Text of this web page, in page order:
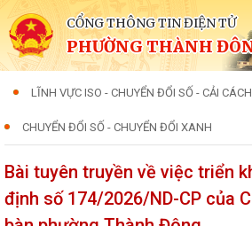
CỔNG THÔNG TIN ĐIỆN TỬ
PHƯỜNG THÀNH
LĨNH VỰC ISO - CHUYỂN ĐỔI SỐ - CẢI
CHUYỂN ĐỔI SỐ - CHUYỂN ĐỔI XANH
Bài tuyên truyền về việc triển
định số 174/2026/ND-CP của